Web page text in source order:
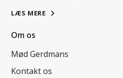
LÆS MERE
Om os
Mød Gerdmans
Kontakt os